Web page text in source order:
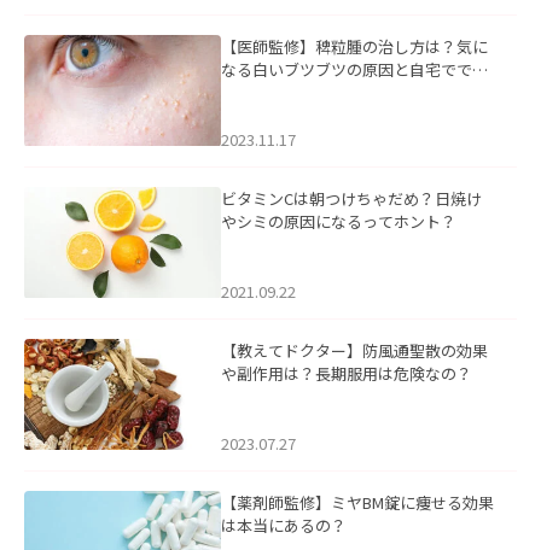
【医師監修】稗粒腫の治し方は？気に
なる白いブツブツの原因と自宅ででき
2023.11.17
ビタミンCは朝つけちゃだめ？日焼け
やシミの原因になるってホント？
2021.09.22
【教えてドクター】防風通聖散の効果
や副作用は？長期服用は危険なの？
2023.07.27
【薬剤師監修】ミヤBM錠に痩せる効果
は本当にあるの？